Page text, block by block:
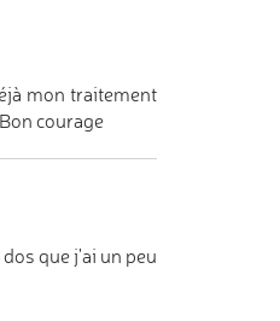
mon traitement
courage
que j'ai un peu